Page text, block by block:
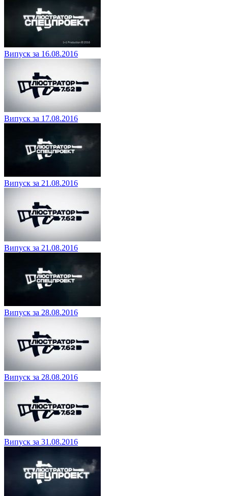
Випуск за 16.08.2016
Випуск за 17.08.2016
Випуск за 21.08.2016
Випуск за 21.08.2016
Випуск за 28.08.2016
Випуск за 28.08.2016
Випуск за 31.08.2016